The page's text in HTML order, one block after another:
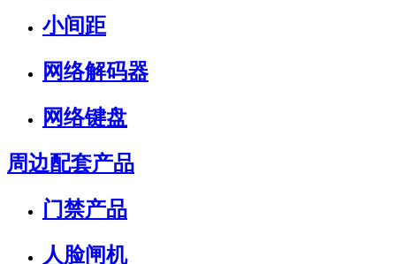
小间距
网络解码器
网络键盘
周边配套产品
门禁产品
人脸闸机